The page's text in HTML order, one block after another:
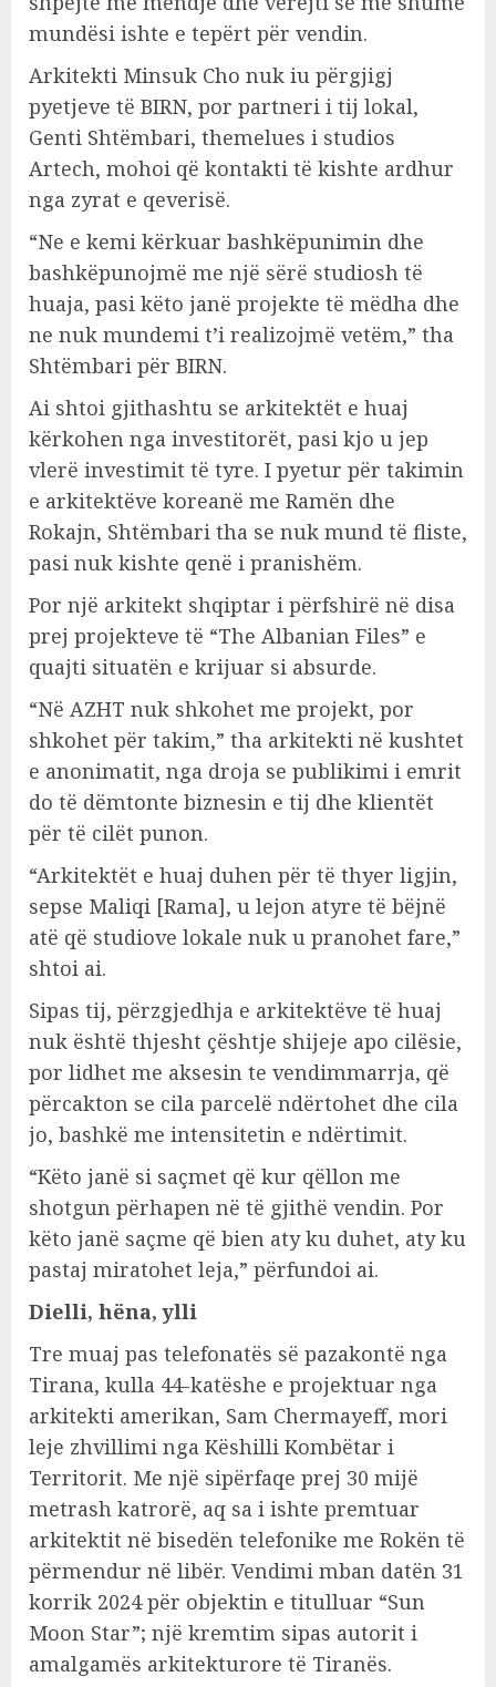
mundësi ishte e tepërt për vendin.
Arkitekti Minsuk Cho nuk iu përgjigj
pyetjeve të BIRN, por partneri i tij lokal,
Genti Shtëmbari, themelues i studios
Artech, mohoi që kontakti të kishte ardhur
nga zyrat e qeverisë.
“Ne e kemi kërkuar bashkëpunimin dhe
bashkëpunojmë me një sërë studiosh të
huaja, pasi këto janë projekte të mëdha dhe
ne nuk mundemi t’i realizojmë vetëm,” tha
Shtëmbari për BIRN.
Ai shtoi gjithashtu se arkitektët e huaj
kërkohen nga investitorët, pasi kjo u jep
vlerë investimit të tyre. I pyetur për takimin
e arkitektëve koreanë me Ramën dhe
Rokajn, Shtëmbari tha se nuk mund të fliste,
pasi nuk kishte qenë i pranishëm.
Por një arkitekt shqiptar i përfshirë në disa
prej projekteve të “The Albanian Files” e
quajti situatën e krijuar si absurde.
“Në AZHT nuk shkohet me projekt, por
shkohet për takim,” tha arkitekti në kushtet
e anonimatit, nga droja se publikimi i emrit
do të dëmtonte biznesin e tij dhe klientët
për të cilët punon.
“Arkitektët e huaj duhen për të thyer ligjin,
sepse Maliqi [Rama], u lejon atyre të bëjnë
atë që studiove lokale nuk u pranohet fare,”
shtoi ai.
Sipas tij, përzgjedhja e arkitektëve të huaj
nuk është thjesht çështje shijeje apo cilësie,
por lidhet me aksesin te vendimmarrja, që
përcakton se cila parcelë ndërtohet dhe cila
jo, bashkë me intensitetin e ndërtimit.
“Këto janë si saçmet që kur qëllon me
shotgun përhapen në të gjithë vendin. Por
këto janë saçme që bien aty ku duhet, aty ku
pastaj miratohet leja,” përfundoi ai.
Dielli, hëna, ylli
Tre muaj pas telefonatës së pazakontë nga
Tirana, kulla 44-katëshe e projektuar nga
arkitekti amerikan, Sam Chermayeff, mori
leje zhvillimi nga Këshilli Kombëtar i
Territorit. Me një sipërfaqe prej 30 mijë
metrash katrorë, aq sa i ishte premtuar
arkitektit në bisedën telefonike me Rokën të
përmendur në libër. Vendimi mban datën 31
korrik 2024 për objektin e titulluar “Sun
Moon Star”; një kremtim sipas autorit i
amalgamës arkitekturore të Tiranës.